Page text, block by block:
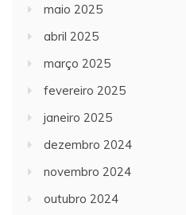
maio 2025
abril 2025
março 2025
fevereiro 2025
janeiro 2025
dezembro 2024
novembro 2024
outubro 2024